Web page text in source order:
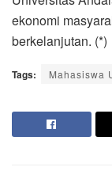
ekonomi
berkelanjutan. (*)
Tags: Mahasiswa